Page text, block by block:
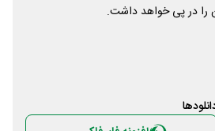
را در پی خواهد داشت.